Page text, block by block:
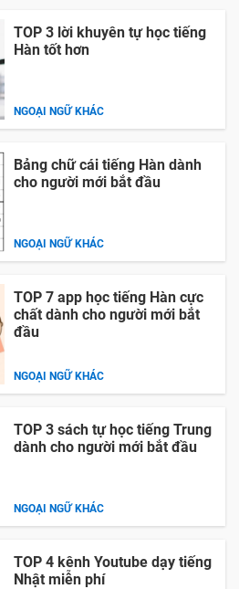
TOP 3 lời khuyên tự học tiếng
Hàn tốt hơn
NGOẠI NGỮ KHÁC
Bảng chữ cái tiếng Hàn dành
cho người mới bắt đầu
NGOẠI NGỮ KHÁC
TOP 7 app học tiếng Hàn cực
chất dành cho người mới bắt
đầu
NGOẠI NGỮ KHÁC
TOP 3 sách tự học tiếng Trung
dành cho người mới bắt đầu
NGOẠI NGỮ KHÁC
TOP 4 kênh Youtube dạy tiếng
Nhật miễn phí